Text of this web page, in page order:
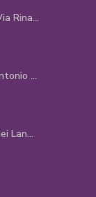
Rina...
...
Lan...